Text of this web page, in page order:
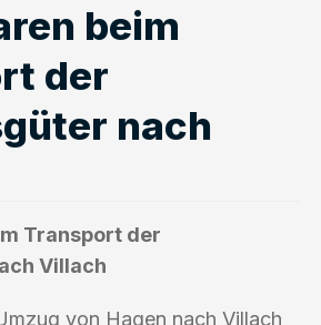
beim
der
nach
Transport der
Villach
von Hagen nach Villach